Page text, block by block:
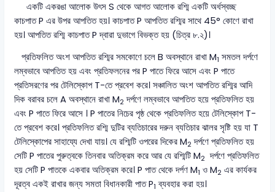
একটি একরঙা আলোক উৎস S থেকে আগত আলোক রশ্মি একটি অর্ধস্বচ্ছ
কাচপাত P এর উপর আপতিত হয়। কাচপাত P আপতিত রশ্মির সাথে 45° কোণে রাখা
হয়। আপতিত রশ্মি কাচপাত P দ্বারা দুভাগে বিভক্ত হয় (চিত্র ৮.২)।
প্রতিফলিত অংশ আপতিত রশ্মির সমকোণে চলে B অবস্থানে রাখা M1 সমতল দর্পণে
লম্বভাবে আপতিত হয় এবং প্রতিফলনের পর P পাতে ফিরে আসে এবং P পাতে
প্রতিসরণের পর টেলিস্কোপ T-তে প্রবেশ করে। সঞ্চালিত অংশ আপতিত রশ্মির আদি
দিক বরাবর চলে A অবস্থানে রাখা M2দর্পণে লম্বভাবে আপতিত হয়ে প্রতিফলিত হয়
এবং P পাতে ফিরে আসে । P পাতের নিচের পৃষ্ঠ থেকে প্রতিফলিত হয়ে টেলিস্কোপ T-
তে প্রবেশ করে। প্রতিফলিত রশ্মি দুটির ব্যতিচারের দরুন ব্যতিচার ঝালর সৃষ্টি হয় যা T
টেলিস্কোপের সাহায্যে দেখা যায়। যে রশ্মিটি ওপরের দিকের M2দর্পণে প্রতিফলিত হয়
সেটি P পাতের পুরুত্বকে তিনবার অতিক্রম করে আর যে রশ্মিটি M2 দর্পণে প্রতিফলিত
হয় সেটি P পাতকে একবার অতিক্রম করে। P পাত থেকে দর্পণ M1 ও M2 এর কার্যকর
দূরত্ব একই রাখার জন্য সমতা বিধানকারী পাত P1 ব্যবহার করা হয়।